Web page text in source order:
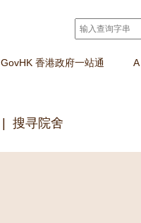
搜寻*
GovHK 香港政府一站通 A
搜寻院舍